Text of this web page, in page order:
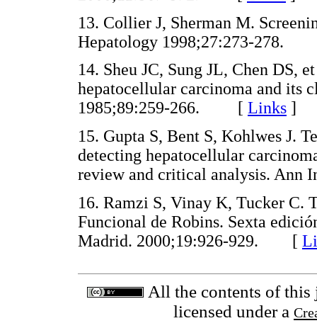
13. Collier J, Sherman M.
Hepatology 1998;27:273-
14. Sheu JC, Sung JL, Chen DS,
hepatocellular carcinoma and its
1985;89:259-266. [ Links ]
15. Gupta S, Bent S, Kohlwes J.
detecting hepatocellular
review and critical analysis.
16. Ramzi S, Vinay K, Tucker C.
Funcional de Robins. Sexta
Madrid. 2000;19:926-929. [
All the contents of this
licensed under a